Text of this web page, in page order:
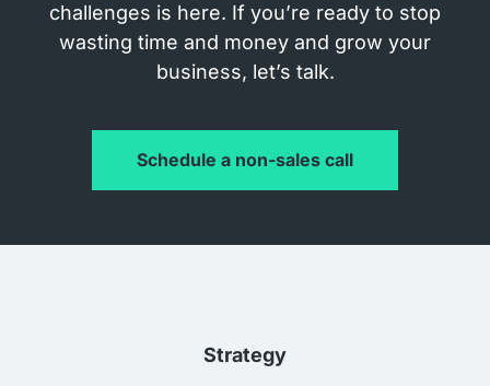
challenges is here. If you’re ready to stop
wasting time and money and grow your
business, let’s talk.
Schedule a non-sales call
Strategy